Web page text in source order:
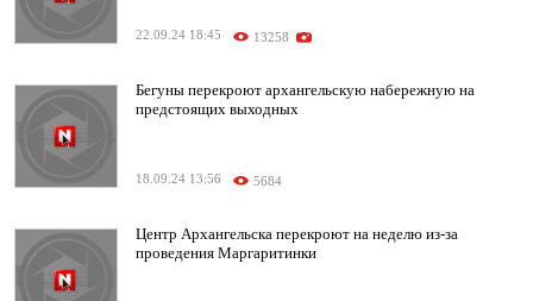
22.09.24 18:45 13258
Бегуны перекроют архангельскую набережную на
предстоящих выходных
18.09.24 13:56 5684
Центр Архангельска перекроют на неделю из-за
проведения Маргаритинки